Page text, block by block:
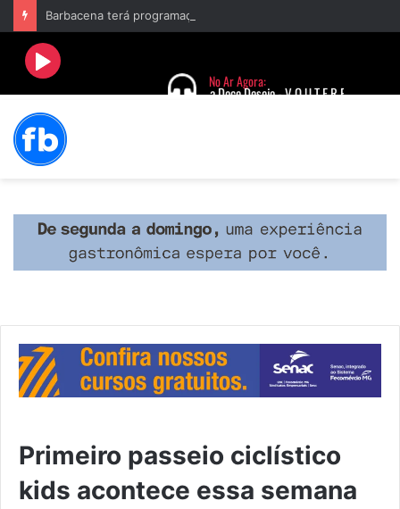
Primeiro passeio ciclístico
kids acontece essa semana